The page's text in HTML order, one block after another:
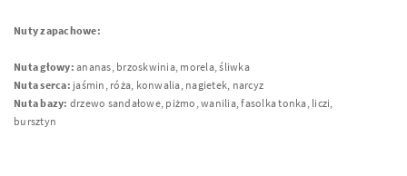
Nuty zapachowe:
Nuta głowy: ananas, brzoskwinia, morela, śliwka
Nuta serca: jaśmin, róża, konwalia, nagietek, narcyz
Nuta bazy: drzewo sandałowe, piżmo, wanilia, fasolka tonka, liczi,
bursztyn